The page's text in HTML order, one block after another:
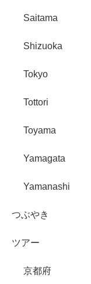
Saitama
Shizuoka
Tokyo
Tottori
Toyama
Yamagata
Yamanashi
つぶやき
ツアー
京都府